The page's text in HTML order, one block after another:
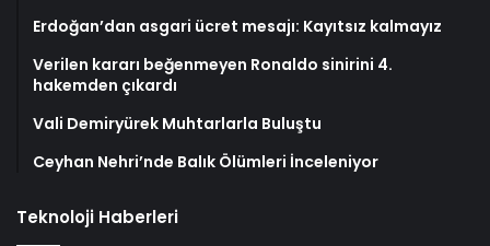
Erdoğan’dan asgari ücret mesajı: Kayıtsız kalmayız
Verilen kararı beğenmeyen Ronaldo sinirini 4.
hakemden çıkardı
Vali Demiryürek Muhtarlarla Buluştu
Ceyhan Nehri’nde Balık Ölümleri İnceleniyor
Teknoloji Haberleri